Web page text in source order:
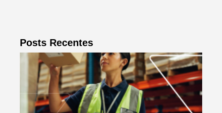
Posts Recentes